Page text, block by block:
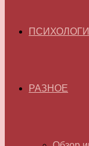
РАЗНОЕ